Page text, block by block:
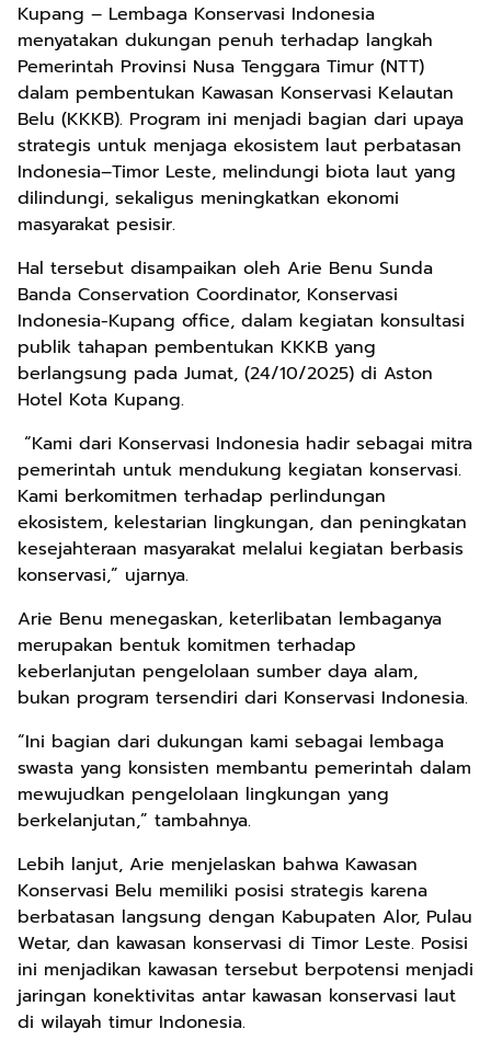
Kupang – Lembaga Konservasi Indonesia
menyatakan dukungan penuh terhadap langkah
Pemerintah Provinsi Nusa Tenggara Timur (NTT)
dalam pembentukan Kawasan Konservasi Kelautan
Belu (KKKB). Program ini menjadi bagian dari upaya
strategis untuk menjaga ekosistem laut perbatasan
Indonesia–Timor Leste, melindungi biota laut yang
dilindungi, sekaligus meningkatkan ekonomi
masyarakat pesisir.
Hal tersebut disampaikan oleh Arie Benu Sunda
Banda Conservation Coordinator, Konservasi
Indonesia-Kupang office, dalam kegiatan konsultasi
publik tahapan pembentukan KKKB yang
berlangsung pada Jumat, (24/10/2025) di Aston
Hotel Kota Kupang.
“Kami dari Konservasi Indonesia hadir sebagai mitra
pemerintah untuk mendukung kegiatan konservasi.
Kami berkomitmen terhadap perlindungan
ekosistem, kelestarian lingkungan, dan peningkatan
kesejahteraan masyarakat melalui kegiatan berbasis
konservasi,” ujarnya.
Arie Benu menegaskan, keterlibatan lembaganya
merupakan bentuk komitmen terhadap
keberlanjutan pengelolaan sumber daya alam,
bukan program tersendiri dari Konservasi Indonesia.
“Ini bagian dari dukungan kami sebagai lembaga
swasta yang konsisten membantu pemerintah dalam
mewujudkan pengelolaan lingkungan yang
berkelanjutan,” tambahnya.
Lebih lanjut, Arie menjelaskan bahwa Kawasan
Konservasi Belu memiliki posisi strategis karena
berbatasan langsung dengan Kabupaten Alor, Pulau
Wetar, dan kawasan konservasi di Timor Leste. Posisi
ini menjadikan kawasan tersebut berpotensi menjadi
jaringan konektivitas antar kawasan konservasi laut
di wilayah timur Indonesia.